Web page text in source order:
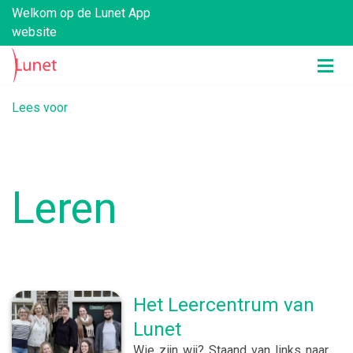
Welkom op de Lunet App
website
Lees voor
Leren
Het Leercentrum van
Lunet